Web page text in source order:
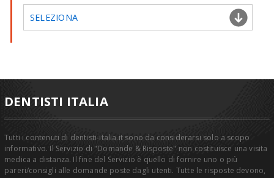
SELEZIONA
DENTISTI ITALIA
Tutti i contenuti di dentisti-italia.it sono da considerarsi solo a scopo
informativo. Il Servizio di "Domande & Risposte" non costituisce una visita
medica a distanza. Il fine del Servizio è quello di fornire uno o più
pareri/consigli alle domande poste dagli utenti. Tutte le risposte devono,